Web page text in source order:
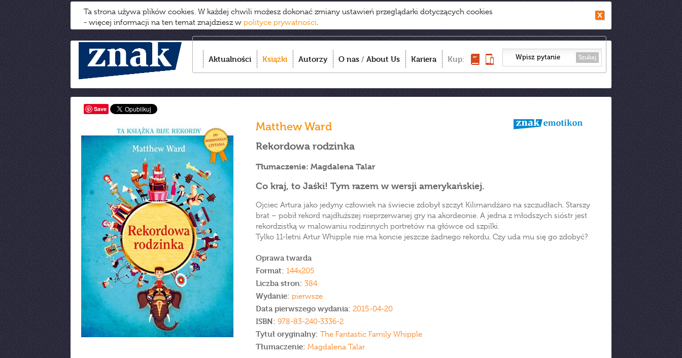
Ta strona używa plików cookies. W każdej chwili możesz dokonać zmiany ustawień przeglądarki dotyczących cookies
- więcej informacji na ten temat znajdziesz w polityce prywatności.
Aktualności Książki Autorzy O nas / About Us Kariera Kup: Szukaj
Save
Matthew Ward
Rekordowa rodzinka
Tłumaczenie: Magdalena Talar
Co kraj, to Jaśki! Tym razem w wersji amerykańskiej.
Ojciec Artura jako jedyny człowiek na świecie zdobył szczyt Kilimandżaro na szczudłach. Starszy
brat – pobił rekord najdłuższej nieprzerwanej gry na akordeonie. A jedna z młodszych sióstr jest
rekordzistką w malowaniu rodzinnych portretów na główce od szpilki.
Tylko 11-letni Artur Whipple nie ma koncie jeszcze żadnego rekordu. Czy uda mu się go zdobyć?
Oprawa twarda
Format: 144x205
Liczba stron: 384
Wydanie: pierwsze
Data pierwszego wydania: 2015-04-20
ISBN: 978-83-240-3336-2
Tytuł oryginalny: The Fantastic Family Whipple
Tłumaczenie: Magdalena Talar